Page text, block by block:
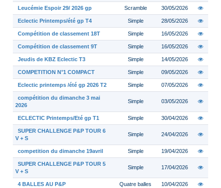
Leucémie Espoir 29/ 2026 gp Scramble 30/05/2026
Eclectic Printemps/été gp T4 Simple 28/05/2026
Compétition de classement 18T Simple 16/05/2026
Compétition de classement 9T Simple 16/05/2026
Jeudis de KBZ Eclectic T3 Simple 14/05/2026
COMPETITION N°1 COMPACT Simple 09/05/2026
Eclectic printemps /été gp 2026 T2 Simple 07/05/2026
compétition du dimanche 3 mai
2026
Simple 03/05/2026
ECLECTIC Printemps/Eté gp T1 Simple 30/04/2026
SUPER CHALLENGE P&P TOUR 6
V + S
Simple 24/04/2026
competition du dimanche 19avril Simple 19/04/2026
SUPER CHALLENGE P&P TOUR 5
V + S
Simple 17/04/2026
4 BALLES AU P&P Quatre balles 10/04/2026